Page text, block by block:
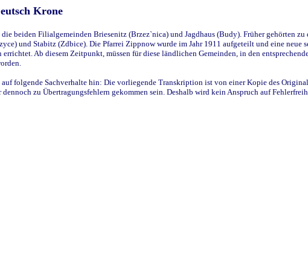
Krone
beiden Filialgemeinden Briesenitz (Brzez`nica) und Jagdhaus (Budy). Früher gehörten
und Stabitz (Zdbice). Die Pfarrei Zippnow wurde im Jahr 1911 aufgeteilt und eine
Ab diesem Zeitpunkt, müssen für diese ländlichen Gemeinden, in den
folgende Sachverhalte hin: Die vorliegende Transkription ist von einer Kopie des
zu Übertragungsfehlern gekommen sein. Deshalb wird kein Anspruch auf